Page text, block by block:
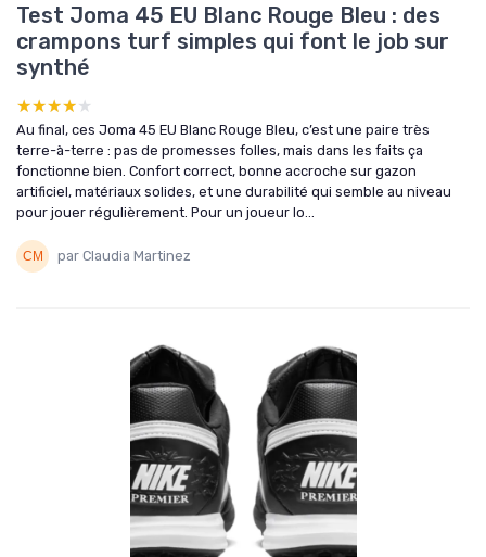
Test Joma 45 EU Blanc Rouge Bleu : des
crampons turf simples qui font le job sur
synthé
★★★★★
★★★★★
Au final, ces Joma 45 EU Blanc Rouge Bleu, c’est une paire très
terre-à-terre : pas de promesses folles, mais dans les faits ça
fonctionne bien. Confort correct, bonne accroche sur gazon
artificiel, matériaux solides, et une durabilité qui semble au niveau
pour jouer régulièrement. Pour un joueur lo...
par Claudia Martinez